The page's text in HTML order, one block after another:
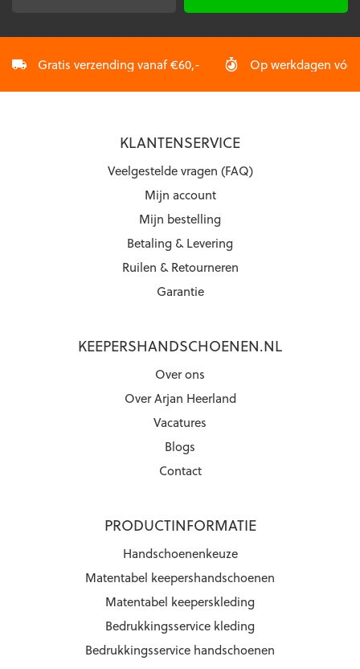
Gratis verzending vanaf €60,- Op werkdagen
KLANTENSERVICE
Veelgestelde vragen (FAQ)
Mijn account
Mijn bestelling
Betaling & Levering
Ruilen & Retourneren
Garantie
KEEPERSHANDSCHOENEN.NL
Over ons
Over Arjan Heerland
Vacatures
Blogs
Contact
PRODUCTINFORMATIE
Handschoenenkeuze
Matentabel keepershandschoenen
Matentabel keeperskleding
Bedrukkingsservice kleding
Bedrukkingsservice handschoenen